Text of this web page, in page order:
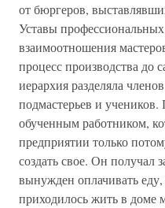
от бюргеров,
Уставы
взаимоотношения
процесс производства до
иерархия разделяла
подмастерьев и
обученным работником,
предприятии только
создать свое. Он получал
вынужден оплачивать
приходилось жить в доме